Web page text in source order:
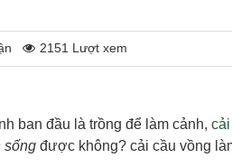
2151 Lượt xem
ban đầu là trồng để làm cảnh,
sống được không? cải cầu vồng